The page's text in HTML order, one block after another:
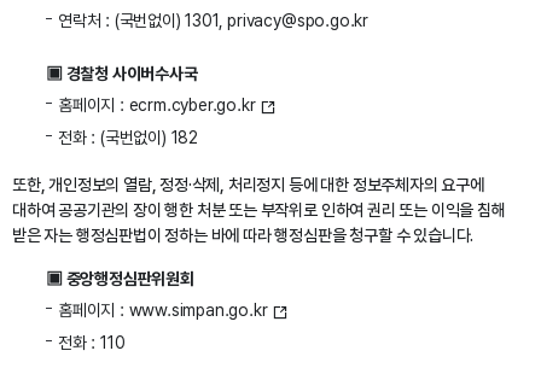
연락처 : (국번없이) 1301, privacy@spo.go.kr
▣ 경찰청 사이버수사국
홈페이지 : ecrm.cyber.go.kr
전화 : (국번없이) 182
또한, 개인정보의 열람, 정정·삭제, 처리정지 등에 대한 정보주체자의 요구에
대하여 공공기관의 장이 행한 처분 또는 부작위로 인하여 권리 또는 이익을 침해
받은 자는 행정심판법이 정하는 바에 따라 행정심판을 청구할 수 있습니다.
▣ 중앙행정심판위원회
홈페이지 : www.simpan.go.kr
전화 : 110